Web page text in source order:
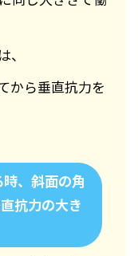
から垂直抗力を
、斜面の角
抗力の大き